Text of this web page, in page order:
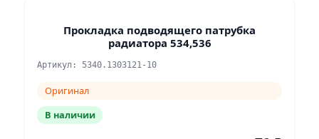
Прокладка подводящего патрубка
радиатора 534,536
Артикул: 5340.1303121-10
Оригинал
В наличии